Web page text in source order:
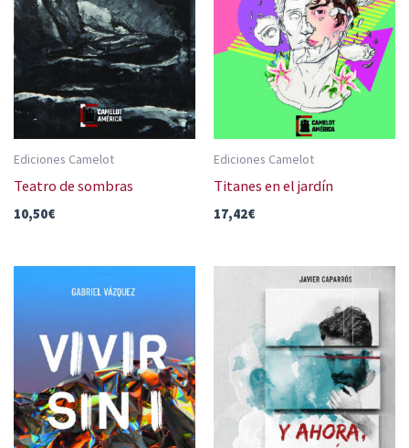
Ediciones Camelot
Teatro de sombras
10,50€
Ediciones Camelot
Titanes en el jardín
17,42€